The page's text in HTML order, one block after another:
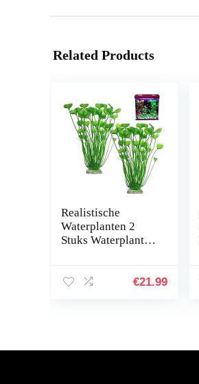
Related Products
Realistische
Waterplanten 2
Stuks Waterplant
Kunststof Plant€21.99